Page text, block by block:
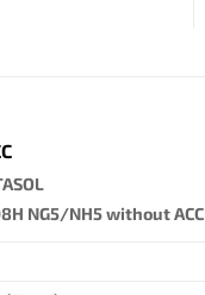
NG5/NH5 without ACC